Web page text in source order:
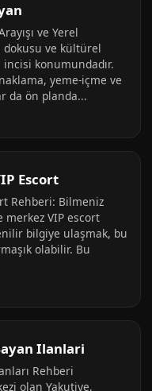
ve Yerel
ve kültürel
konumundadır.
yeme-içme ve
da ön planda...
Escort
Rehberi: Bilmeniz
merkez VIP escort
bilgiye ulaşmak, bu
olabilir. Bu
Ilanlari
Rehberi
olan Yakutiye,